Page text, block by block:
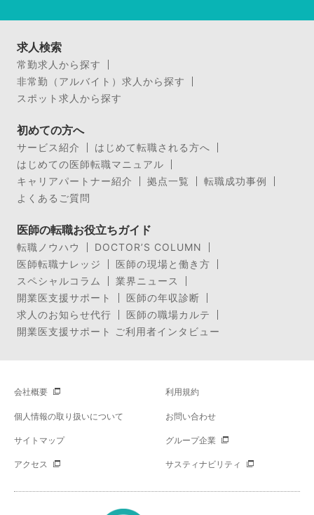
求人検索
常勤求人から探す
非常勤（アルバイト）求人から探す
スポット求人から探す
初めての方へ
サービス紹介
はじめて転職される方へ
はじめての医師転職マニュアル
キャリアパートナー紹介
拠点一覧
転職成功事例
よくあるご質問
医師の転職お役立ちガイド
転職ノウハウ
DOCTOR’S COLUMN
医師転職ナレッジ
医師の現場と働き方
スペシャルコラム
業界ニュース
開業医支援サポート
医師の年収診断
求人のお知らせ代行
医師の職場カルテ
開業医支援サポート ご利用者インタビュー
会社概要 利用規約
個人情報の取り扱いについて お問い合わせ
サイトマップ グループ企業
アクセス サスティナビリティ